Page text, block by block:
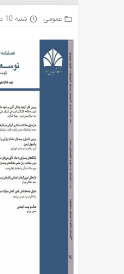
folder_open عمومی access_time شنبه 10 دی 1401 ساعت 16:52